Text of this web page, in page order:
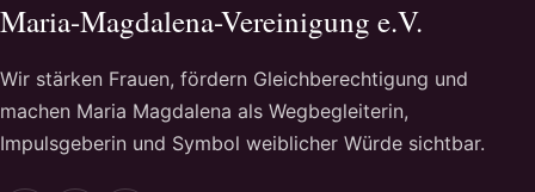
Maria-Magdalena-Vereinigung e.V.
Wir stärken Frauen, fördern Gleichberechtigung und
machen Maria Magdalena als Wegbegleiterin,
Impulsgeberin und Symbol weiblicher Würde sichtbar.